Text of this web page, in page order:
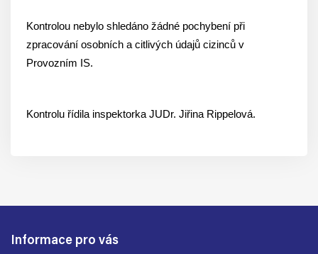
Kontrolou nebylo shledáno žádné pochybení při
zpracování osobních a citlivých údajů cizinců v
Provozním IS.
Kontrolu řídila inspektorka JUDr. Jiřina Rippelová.
Informace pro vás